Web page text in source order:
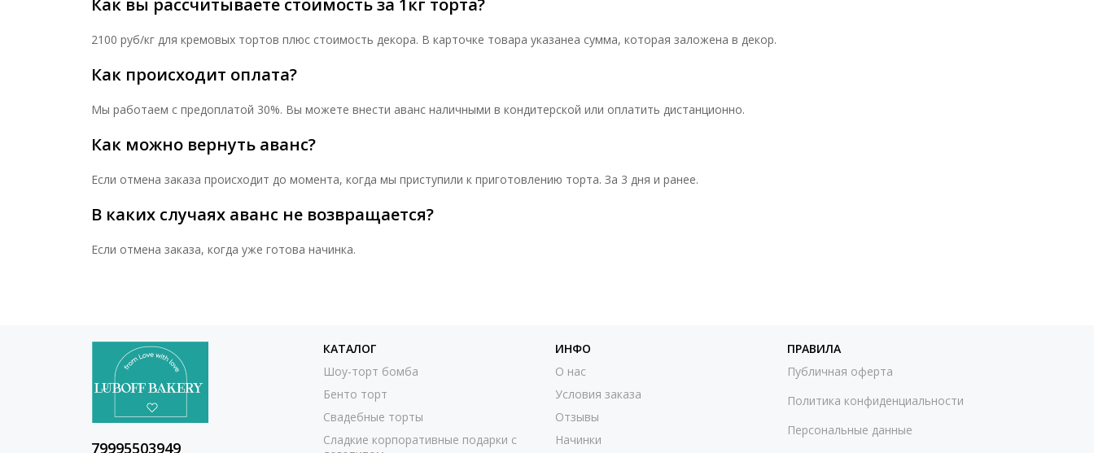
Как вы рассчитываете стоимость за 1кг торта?
2100 руб/кг для кремовых тортов плюс стоимость декора. В карточке товара указанеа сумма, которая заложена в декор.
Как происходит оплата?
Мы работаем с предоплатой 30%. Вы можете внести аванс наличными в кондитерской или оплатить дистанционно.
Как можно вернуть аванс?
Если отмена заказа происходит до момента, когда мы приступили к приготовлению торта. За 3 дня и ранее.
В каких случаях аванс не возвращается?
Если отмена заказа, когда уже готова начинка.
79995503949
КАТАЛОГ
Шоу-торт бомба
Бенто торт
Свадебные торты
Сладкие корпоративные подарки с
ИНФО
О нас
Условия заказа
Отзывы
Начинки
ПРАВИЛА
Публичная оферта
Политика конфиденциальности
Персональные данные